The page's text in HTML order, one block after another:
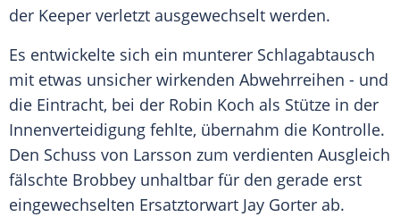
der Keeper verletzt ausgewechselt werden.
Es entwickelte sich ein munterer Schlagabtausch
mit etwas unsicher wirkenden Abwehrreihen - und
die Eintracht, bei der Robin Koch als Stütze in der
Innenverteidigung fehlte, übernahm die Kontrolle.
Den Schuss von Larsson zum verdienten Ausgleich
fälschte Brobbey unhaltbar für den gerade erst
eingewechselten Ersatztorwart Jay Gorter ab.